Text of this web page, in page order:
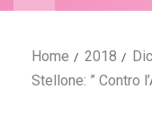
Home 2018
Stellone: ” Contro